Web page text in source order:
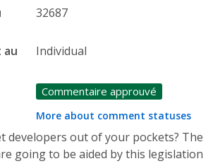
32687
au
Individual
Commentaire approuvé
More about comment statuses
developers out of your pockets? The
going to be aided by this legislation